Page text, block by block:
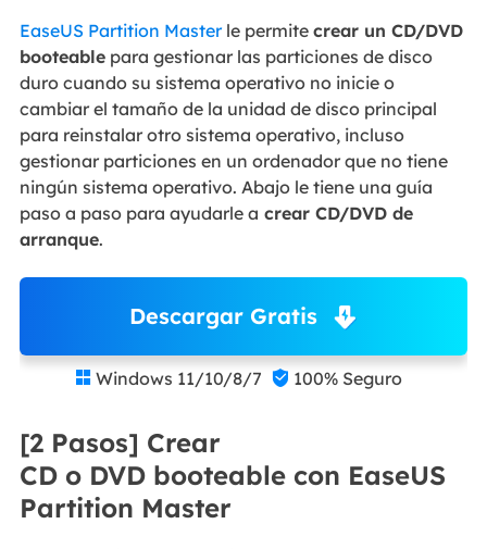
EaseUS Partition Masterle permite crear un CD/DVD
booteablepara gestionar las particiones de disco
duro cuando su sistema operativo no inicie o
cambiar el tamaño de la unidad de disco principal
para reinstalar otro sistema operativo, incluso
gestionar particiones en un ordenador que no tiene
ningún sistema operativo. Abajo le tiene una guía
paso a paso para ayudarle a crear CD/DVD de
arranque.
Descargar Gratis
 Windows 11/10/8/7  100% Seguro
[2 Pasos] Crear
CD o DVD booteable con EaseUS
Partition Master